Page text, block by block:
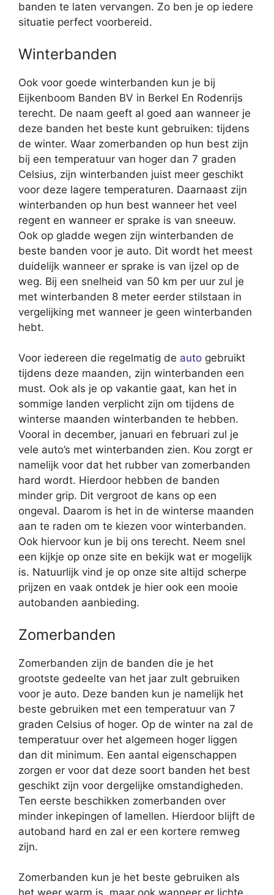
banden te laten vervangen. Zo ben je op iedere
situatie perfect voorbereid.
Winterbanden
Ook voor goede winterbanden kun je bij
Eijkenboom Banden BV in Berkel En Rodenrijs
terecht. De naam geeft al goed aan wanneer je
deze banden het beste kunt gebruiken: tijdens
de winter. Waar zomerbanden op hun best zijn
bij een temperatuur van hoger dan 7 graden
Celsius, zijn winterbanden juist meer geschikt
voor deze lagere temperaturen. Daarnaast zijn
winterbanden op hun best wanneer het veel
regent en wanneer er sprake is van sneeuw.
Ook op gladde wegen zijn winterbanden de
beste banden voor je auto. Dit wordt het meest
duidelijk wanneer er sprake is van ijzel op de
weg. Bij een snelheid van 50 km per uur zul je
met winterbanden 8 meter eerder stilstaan in
vergelijking met wanneer je geen winterbanden
hebt.
Voor iedereen die regelmatig de auto gebruikt
tijdens deze maanden, zijn winterbanden een
must. Ook als je op vakantie gaat, kan het in
sommige landen verplicht zijn om tijdens de
winterse maanden winterbanden te hebben.
Vooral in december, januari en februari zul je
vele auto’s met winterbanden zien. Kou zorgt er
namelijk voor dat het rubber van zomerbanden
hard wordt. Hierdoor hebben de banden
minder grip. Dit vergroot de kans op een
ongeval. Daarom is het in de winterse maanden
aan te raden om te kiezen voor winterbanden.
Ook hiervoor kun je bij ons terecht. Neem snel
een kijkje op onze site en bekijk wat er mogelijk
is. Natuurlijk vind je op onze site altijd scherpe
prijzen en vaak ontdek je hier ook een mooie
autobanden aanbieding.
Zomerbanden
Zomerbanden zijn de banden die je het
grootste gedeelte van het jaar zult gebruiken
voor je auto. Deze banden kun je namelijk het
beste gebruiken met een temperatuur van 7
graden Celsius of hoger. Op de winter na zal de
temperatuur over het algemeen hoger liggen
dan dit minimum. Een aantal eigenschappen
zorgen er voor dat deze soort banden het best
geschikt zijn voor dergelijke omstandigheden.
Ten eerste beschikken zomerbanden over
minder inkepingen of lamellen. Hierdoor blijft de
autoband hard en zal er een kortere remweg
zijn.
Zomerbanden kun je het beste gebruiken als